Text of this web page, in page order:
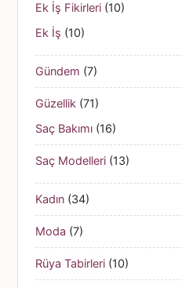
Ek İş Fikirleri (10)
Ek İş (10)
Gündem (7)
Güzellik (71)
Saç Bakımı (16)
Saç Modelleri (13)
Kadın (34)
Moda (7)
Rüya Tabirleri (10)